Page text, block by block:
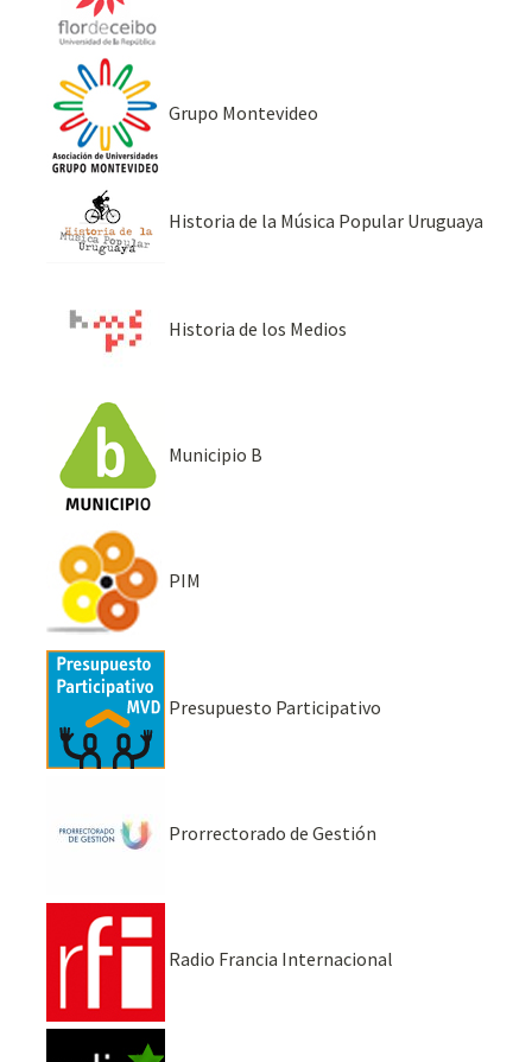
Grupo Montevideo
Historia de la Música Popular Uruguaya
Historia de los Medios
Municipio B
PIM
Presupuesto Participativo
Prorrectorado de Gestión
Radio Francia Internacional